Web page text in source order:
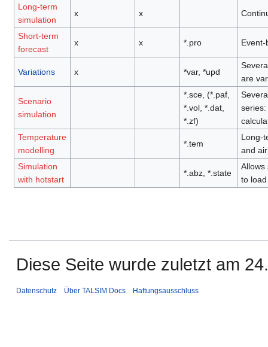
Long-term
simulation
x x
Short-term
forecast
x x *.pro
Variations x *var, *upd
are
Scenario
simulation
*.sce, (*.paf,
*.vol, *.dat,
*.zf)
Temperature
modelling
*.tem
Long-
and
Simulation
with hotstart
*.abz, *.state
Allows
to
Diese Seite wurde zuletzt am
Datenschutz Über TALSIM Docs Haftungsausschluss